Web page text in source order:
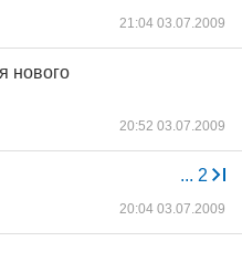
21:04 03.07.2009
нового
20:52 03.07.2009
... 2
20:04 03.07.2009